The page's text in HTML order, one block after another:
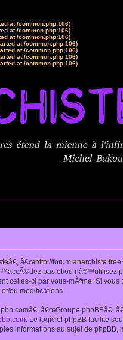
at /common.php:106)
at /common.php:106)
at /common.php:106)
at /common.php:106)
at /common.php:106)
at /common.php:106)
at /common.php:106)
â€œhttp://
pas et/ou nâ€™utilisez
ci par vous-mÃªme. Si
ou modifications.
â€œGroupe
. Le logiciel phpBB facilite
informations au sujet de phpBB,